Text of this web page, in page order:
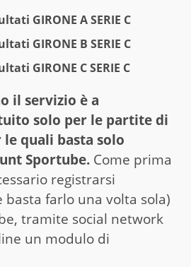
GIRONE A SERIE C
GIRONE B SERIE C
GIRONE C SERIE C
il servizio è a
solo per le partite di
quali basta solo
Sportube. Come prima
registrarsi
farlo una volta sola)
tramite social network
un modulo di